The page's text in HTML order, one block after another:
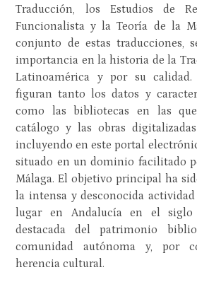
Traducción, los Estudios de
Funcionalista y la Teoría de la
conjunto de estas traducciones,
importancia en la historia de la
Latinoamérica y por su
figuran tanto los datos y
como las bibliotecas en las
catálogo y las obras
incluyendo en este portal
situado en un dominio facilitado
Málaga. El objetivo principal ha
la intensa y desconocida
lugar en Andalucía en el siglo
destacada del patrimonio
comunidad autónoma y, por
herencia cultural.